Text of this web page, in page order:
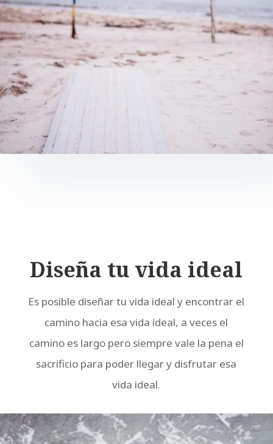
Diseña tu vida ideal
Es posible diseñar tu vida ideal y encontrar el
camino hacia esa vida ideal, a veces el
camino es largo pero siempre vale la pena el
sacrificio para poder llegar y disfrutar esa
vida ideal.